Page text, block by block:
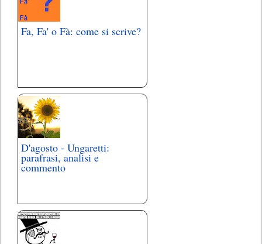
Fa, Fa' o Fà: come si scrive?
D'agosto - Ungaretti:
parafrasi, analisi e
commento